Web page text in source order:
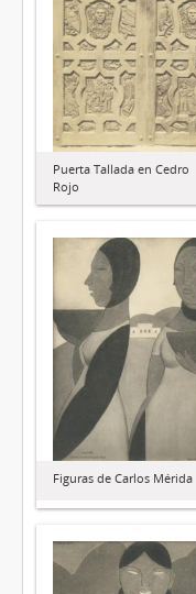
Puerta Tallada en Cedro
Rojo
Figuras de Carlos Mérida